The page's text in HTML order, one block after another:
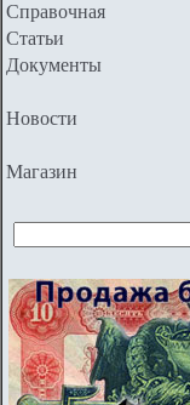
Справочная
Статьи
Документы
Новости
Магазин